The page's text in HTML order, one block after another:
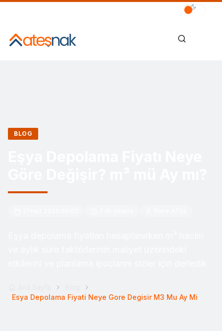
BLOG
Esya Depolama Fiyati Neye Gore Degisir M3 Mu Ay Mi